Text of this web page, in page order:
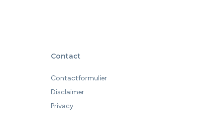
Contact
Contactformulier
Disclaimer
Privacy